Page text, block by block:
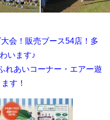
会！販売ブース54店 ！多
います♪
れあいコーナー・エアー遊
す！